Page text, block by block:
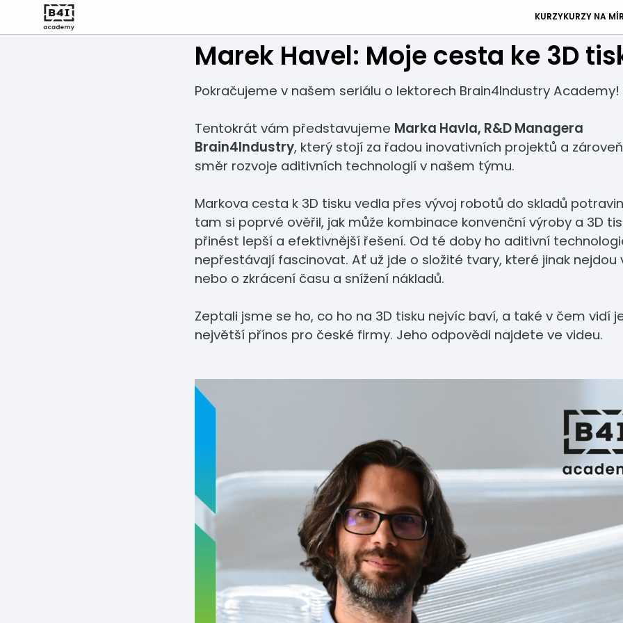
KURZYKURZY NA
Marek Havel: Moje cesta ke 3D
Pokračujeme v našem seriálu o lektorech Brain4Industry Academy!
Tentokrát vám představujeme Marka Havla, R&D Managera
Brain4Industry, který stojí za řadou inovativních projektů a
směr rozvoje aditivních technologií v našem týmu.
Markova cesta k 3D tisku vedla přes vývoj robotů do skladů
tam si poprvé ověřil, jak může kombinace konvenční výroby a 3D
přinést lepší a efektivnější řešení. Od té doby ho aditivní
nepřestávají fascinovat. Ať už jde o složité tvary, které jinak nejdou
nebo o zkrácení času a snížení nákladů.
Zeptali jsme se ho, co ho na 3D tisku nejvíc baví, a také v čem vidí
největší přínos pro české firmy. Jeho odpovědi najdete ve videu.